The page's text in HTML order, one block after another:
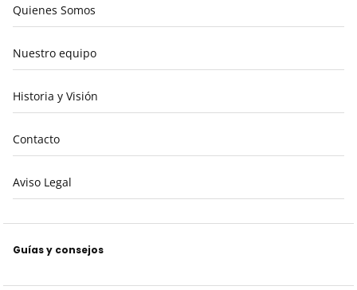
Quienes Somos
Nuestro equipo
Historia y Visión
Contacto
Aviso Legal
Guías y consejos